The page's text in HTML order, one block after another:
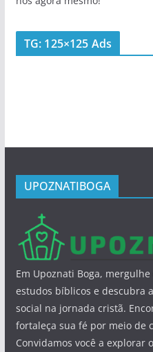
TG: 125×125 Ads
UPOZNATIBOGA
Em Upoznati Boga,
estudos bíblicos e descubra
social na jornada cristã.
fortaleça sua fé por meio de
Convidamos você a explorar